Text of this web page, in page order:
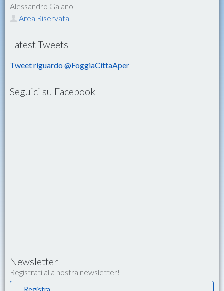
Alessandro Galano
Area Riservata
Latest Tweets
Tweet riguardo @FoggiaCittaAper
Seguici su Facebook
Newsletter
Registrati alla nostra newsletter!
Registra